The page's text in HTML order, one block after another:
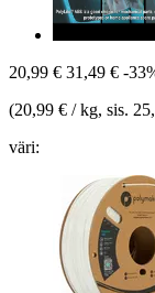
20,99 € 31,49 € -
(20,99 € / kg, sis.
väri: